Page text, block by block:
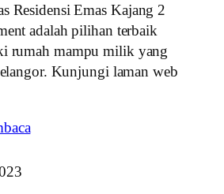
Residensi Emas Kajang 2
adalah pilihan terbaik
rumah mampu milik yang
Kunjungi laman web